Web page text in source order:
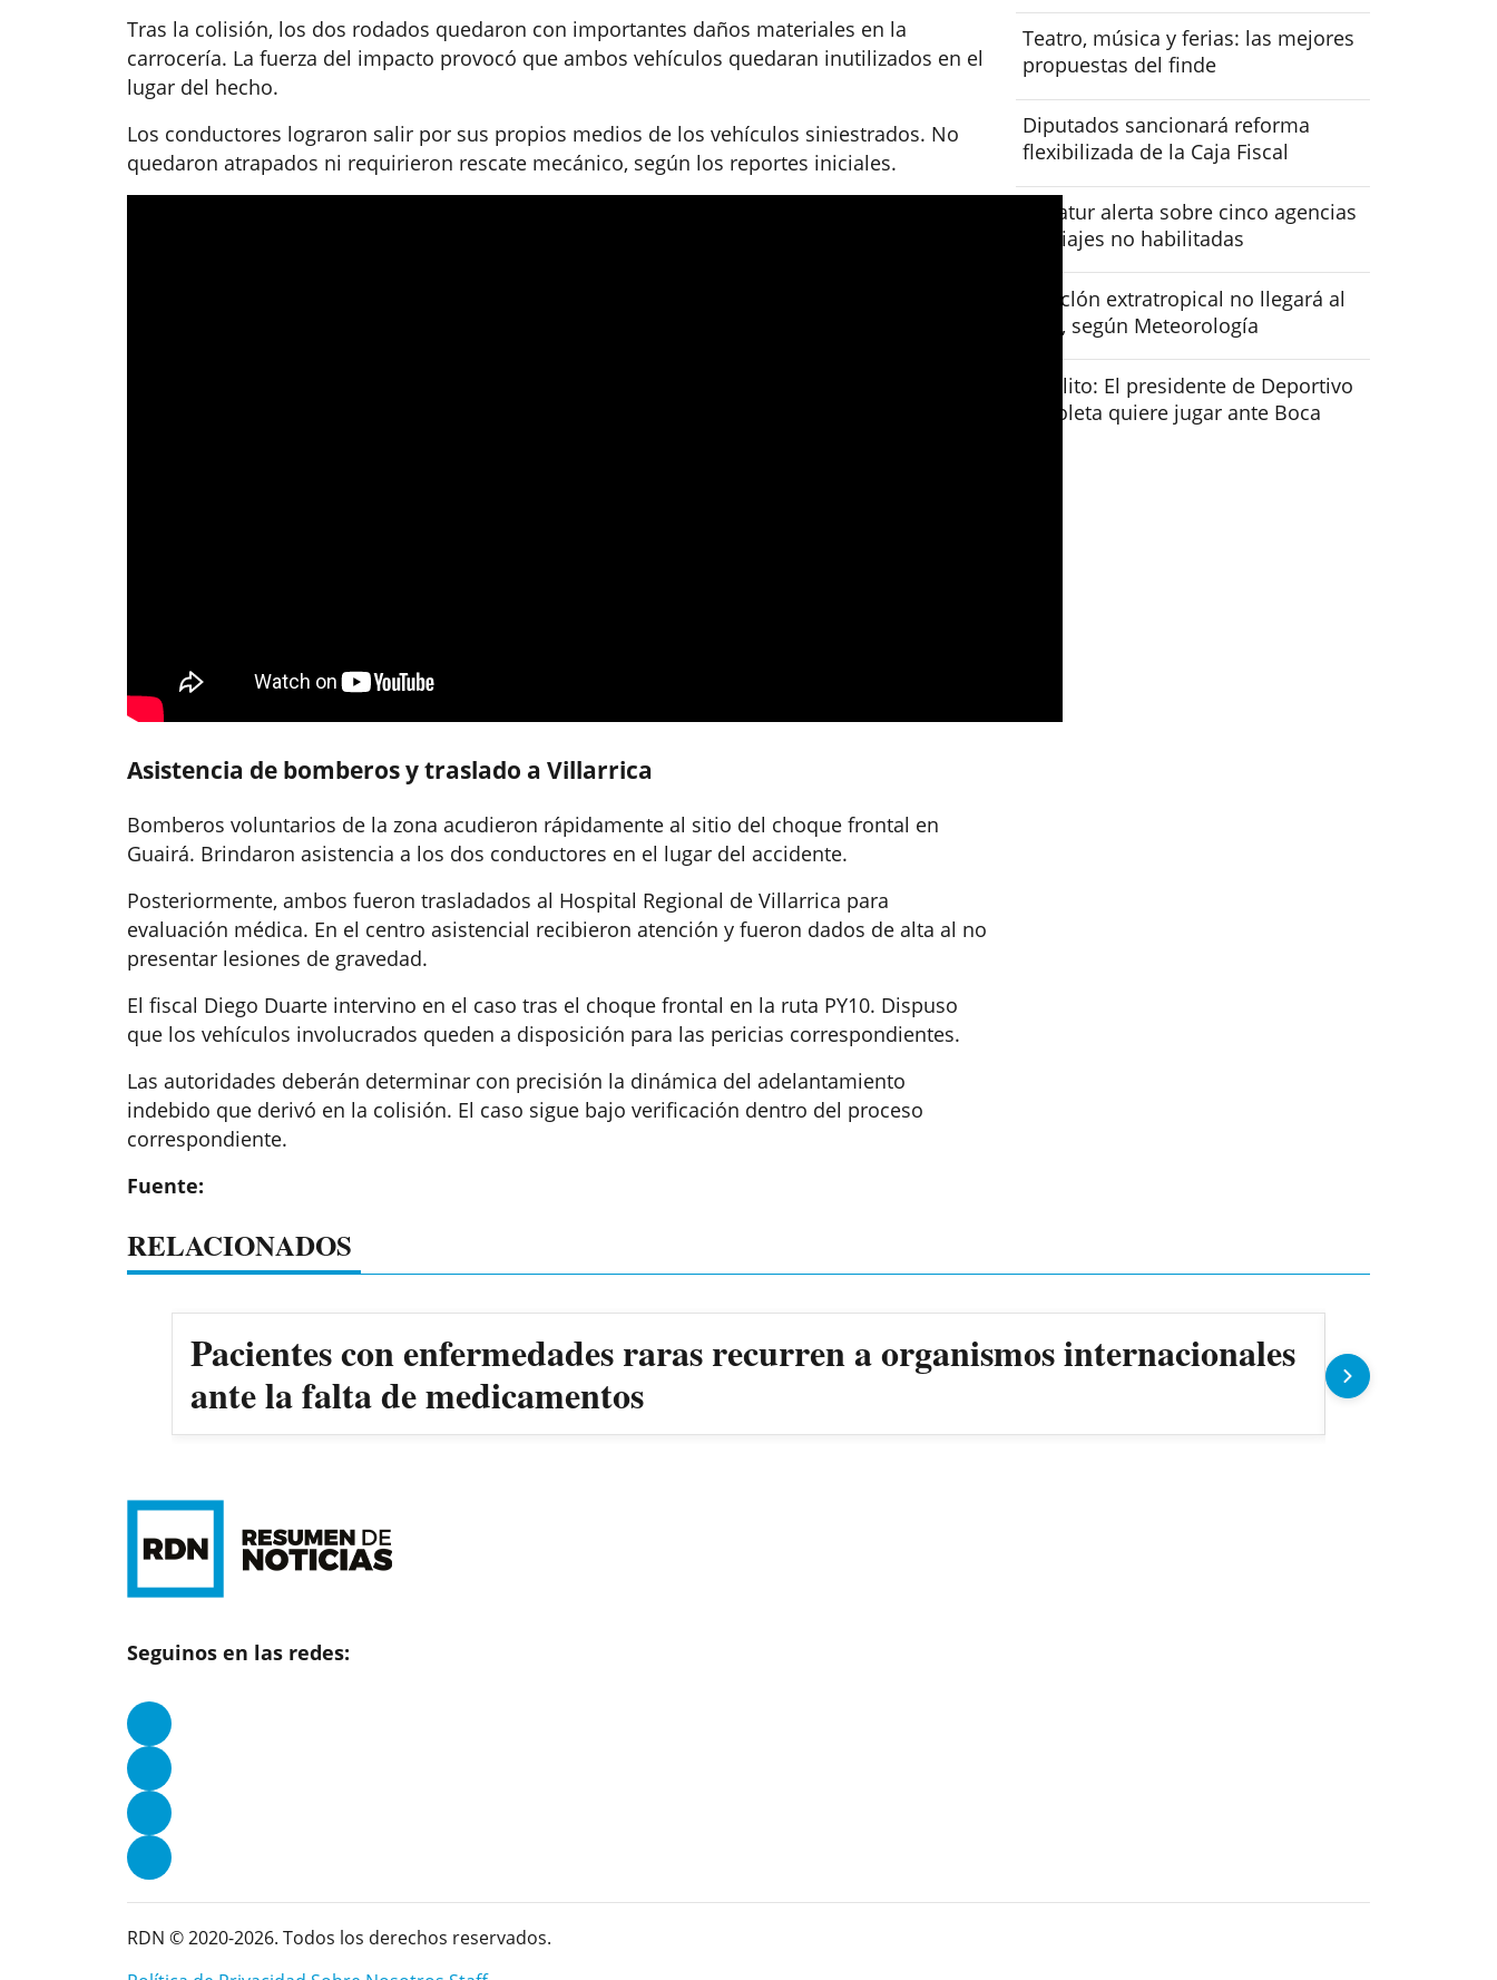
Tras la colisión, los dos rodados quedaron con importantes daños materiales en la
carrocería. La fuerza del impacto provocó que ambos vehículos quedaran inutilizados en el
lugar del hecho.
Los conductores lograron salir por sus propios medios de los vehículos siniestrados. No
quedaron atrapados ni requirieron rescate mecánico, según los reportes iniciales.
Asistencia de bomberos y traslado a Villarrica
Bomberos voluntarios de la zona acudieron rápidamente al sitio del choque frontal en
Guairá. Brindaron asistencia a los dos conductores en el lugar del accidente.
Posteriormente, ambos fueron trasladados al Hospital Regional de Villarrica para
evaluación médica. En el centro asistencial recibieron atención y fueron dados de alta al no
presentar lesiones de gravedad.
El fiscal Diego Duarte intervino en el caso tras el choque frontal en la ruta PY10. Dispuso
que los vehículos involucrados queden a disposición para las pericias correspondientes.
Las autoridades deberán determinar con precisión la dinámica del adelantamiento
indebido que derivó en la colisión. El caso sigue bajo verificación dentro del proceso
correspondiente.
Fuente:
Teatro, música y ferias: las mejores
propuestas del finde
Diputados sancionará reforma
flexibilizada de la Caja Fiscal
Senatur alerta sobre cinco agencias
de viajes no habilitadas
El ciclón extratropical no llegará al
país, según Meteorología
Insólito: El presidente de Deportivo
Recoleta quiere jugar ante Boca
RELACIONADOS
Pacientes con enfermedades raras recurren a organismos internacionales
ante la falta de medicamentos
ANDE
Seguinos en las redes:
RDN © 2020-2026. Todos los derechos reservados.